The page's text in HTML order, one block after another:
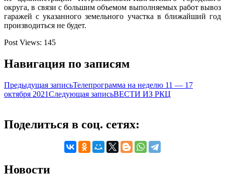
округа, в связи с большим объемом выполняемых работ вывоз
гаражей с указанного земельного участка в ближайший год
производиться не будет.
Post Views: 145
Навигация по записям
Предыдущая записьТелепрограмма на неделю 11 — 17
октября 2021Следующая записьВЕСТИ ИЗ РКЦ
Поделиться в соц. сетях:
Новости